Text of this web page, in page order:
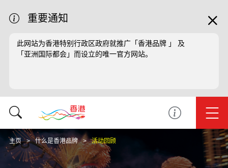
重要通知
此网站为香港特别行政区政府就推广「香港品牌 」 及
「亚洲国际都会」而设立的唯一官方网站。
主页 什么是香港品牌 活动回顾